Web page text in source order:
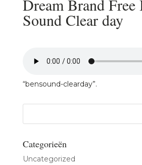
Dream Brand Free
Sound Clear day
“bensound-clearday”.
Categorieën
Uncategorized